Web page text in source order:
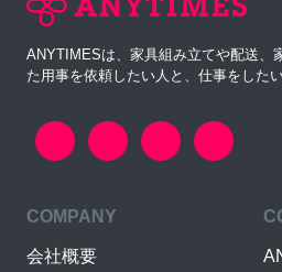
ANYTIMESは、家具組み立てや配送、
た用事を依頼したい人と、仕事をした
COMPANY
会社概要